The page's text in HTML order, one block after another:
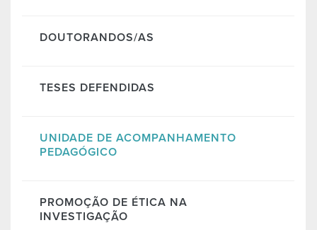
DOUTORANDOS/AS
TESES DEFENDIDAS
UNIDADE DE ACOMPANHAMENTO
PEDAGÓGICO
PROMOÇÃO DE ÉTICA NA
INVESTIGAÇÃO